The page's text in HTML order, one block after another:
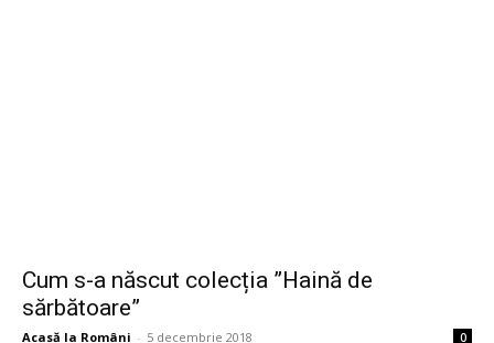
Cum s-a născut colecția ”Haină de
sărbătoare”
Acasă la Români - 5 decembrie 2018 0